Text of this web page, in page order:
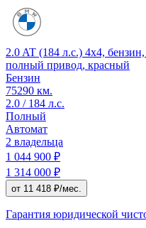
2.0 AT (184 л.с.) 4x4,
полный привод, красный
Бензин
75290 км.
2.0 / 184 л.с.
Полный
Автомат
2 владельца
1 044 900 ₽
1 314 000 ₽
от 11 418 ₽/мес.
Гарантия юридической